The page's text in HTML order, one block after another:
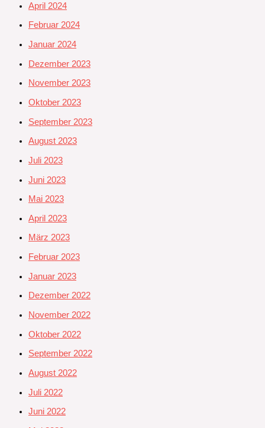
April 2024
Februar 2024
Januar 2024
Dezember 2023
November 2023
Oktober 2023
September 2023
August 2023
Juli 2023
Juni 2023
Mai 2023
April 2023
März 2023
Februar 2023
Januar 2023
Dezember 2022
November 2022
Oktober 2022
September 2022
August 2022
Juli 2022
Juni 2022